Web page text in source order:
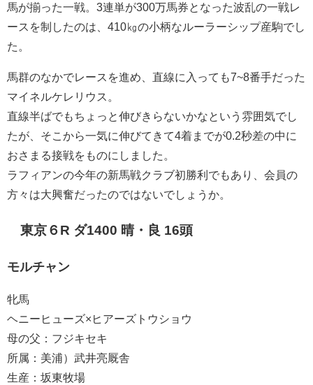
馬が揃った一戦。3連単が300万馬券となった波乱の一戦レ
ースを制したのは、410㎏の小柄なルーラーシップ産駒でし
た。
馬群のなかでレースを進め、直線に入っても7~8番手だった
マイネルケレリウス。
直線半ばでもちょっと伸びきらないかなという雰囲気でし
たが、そこから一気に伸びてきて4着までが0.2秒差の中に
おさまる接戦をものにしました。
ラフィアンの今年の新馬戦クラブ初勝利でもあり、会員の
方々は大興奮だったのではないでしょうか。
東京６R ダ1400 晴・良 16頭
モルチャン
牝馬
ヘニーヒューズ×ヒアーズトウショウ
母の父：フジキセキ
所属：美浦）武井亮厩舎
生産：坂東牧場